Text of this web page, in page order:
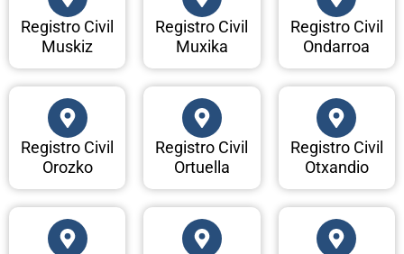
Registro Civil
Muskiz
Registro Civil
Muxika
Registro Civil
Ondarroa
Registro Civil
Orozko
Registro Civil
Ortuella
Registro Civil
Otxandio